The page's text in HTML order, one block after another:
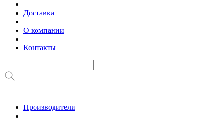
Доставка
О компании
Контакты
Производители